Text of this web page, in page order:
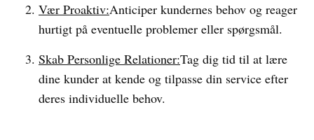
Vær Proaktiv:Anticiper kundernes behov og reager
hurtigt på eventuelle problemer eller spørgsmål.
Skab Personlige Relationer:Tag dig tid til at lære
dine kunder at kende og tilpasse din service efter
deres individuelle behov.